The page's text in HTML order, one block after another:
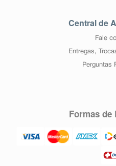
Central de
Fale
Entregas,
Perguntas
Formas de